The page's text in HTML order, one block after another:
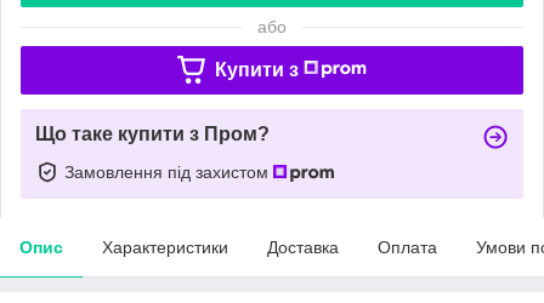
або
Купити з
Що таке купити з Пром?
Замовлення під захистом
Опис Характеристики Доставка Оплата Умови